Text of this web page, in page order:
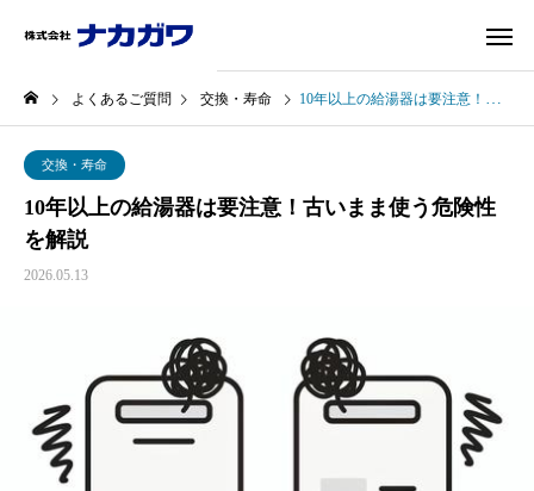
よくあるご質問 交換・寿命 10年以上の給湯器は要注意！古いまま使う危険性を解説
交換・寿命
10年以上の給湯器は要注意！古いまま使う危険性
を解説
2026.05.13